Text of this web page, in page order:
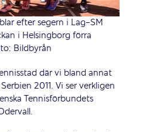
efter segern i Lag-SM
i Helsingborg förra
Bildbyrån
där vi bland annat
2011. Vi ser verkligen
Tennisförbundets